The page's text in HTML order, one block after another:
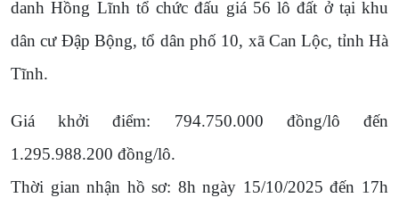
danh Hồng Lĩnh tổ chức đấu giá 56 lô đất ở tại khu
dân cư Đập Bộng, tổ dân phố 10, xã Can Lộc, tỉnh Hà
Tĩnh.
Giá khởi điểm: 794.750.000 đồng/lô đến
1.295.988.200 đồng/lô.
Thời gian nhận hồ sơ: 8h ngày 15/10/2025 đến 17h